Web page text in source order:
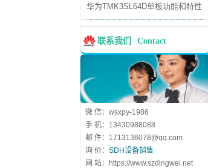
华为TMK3SL64D单板功能和特性
联系我们 Contact
微 信：wsxpy-1986
手 机：13430988088
邮 件：1713136078@qq.com
询 价： SDH设备销售
网 站：https://www.szdingwei.net